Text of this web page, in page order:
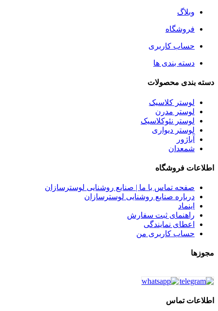
وبلاگ
فروشگاه
حساب کاربری
دسته بندی ها
دسته بندی محصولات
لوستر کلاسیک
لوستر مدرن
لوستر نئوکلاسیک
لوستر دیواری
آباژور
شمعدان
اطلاعات فروشگاه
صفحه تماس با ما | صنایع روشنایی لوسترسازان
درباره صنایع روشنایی لوسترسازان
اینماد
راهنمای ثبت سفارش
اعطای نمایندگی
حساب کاربری من
مجوزها
اطلاعات تماس